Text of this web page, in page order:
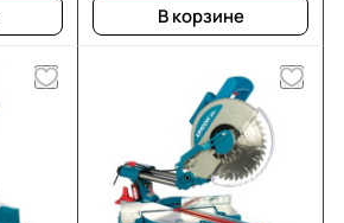
В корзине